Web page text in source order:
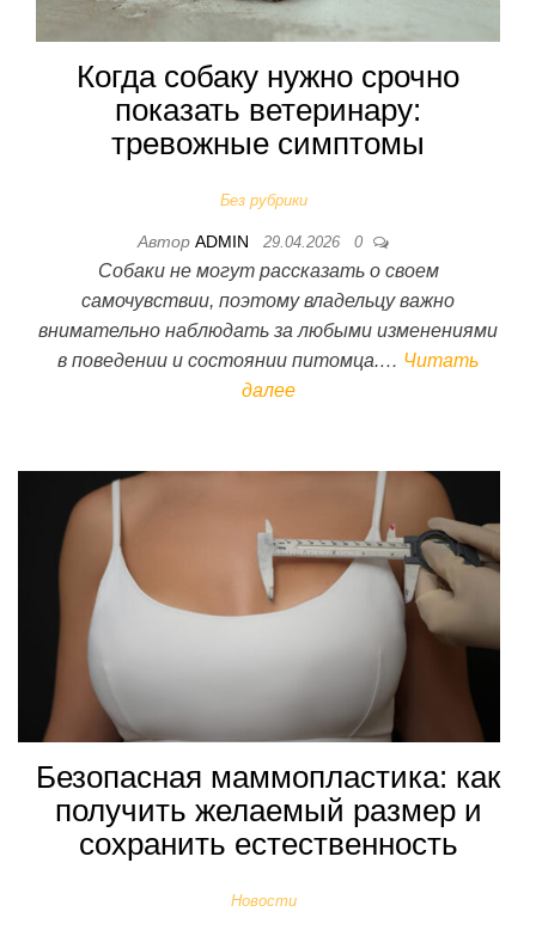
Когда собаку нужно срочно
показать ветеринару:
тревожные симптомы
Без рубрики
Автор ADMIN 29.04.2026 0
Собаки не могут рассказать о своем
самочувствии, поэтому владельцу важно
внимательно наблюдать за любыми изменениями
в поведении и состоянии питомца.… Читать
далее
Безопасная маммопластика: как
получить желаемый размер и
сохранить естественность
Новости